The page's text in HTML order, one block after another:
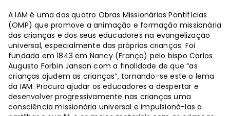
A IAM é uma das quatro Obras Missionárias Pontifícias
(OMP) que promove a animação e formação missionária
das crianças e dos seus educadores na evangelização
universal, especialmente das próprias crianças. Foi
fundada em 1843 em Nancy (França) pelo bispo Carlos
Augusto Forbin Janson com a finalidade de que “as
crianças ajudem as crianças”, tornando-se este o lema
da IAM. Procura ajudar os educadores a despertar e
desenvolver progressivamente nas crianças uma
consciência missionária universal e impulsioná-las a